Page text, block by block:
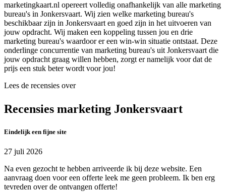
marketingkaart.nl opereert volledig onafhankelijk van alle marketing
bureau's in Jonkersvaart. Wij zien welke marketing bureau's
beschikbaar zijn in Jonkersvaart en goed zijn in het uitvoeren van
jouw opdracht. Wij maken een koppeling tussen jou en drie
marketing bureau's waardoor er een win-win situatie ontstaat. Deze
onderlinge concurrentie van marketing bureau's uit Jonkersvaart die
jouw opdracht graag willen hebben, zorgt er namelijk voor dat de
prijs een stuk beter wordt voor jou!
Lees de recensies over
Recensies marketing Jonkersvaart
Eindelijk een fijne site
27 juli 2026
Na even gezocht te hebben arriveerde ik bij deze website. Een
aanvraag doen voor een offerte leek me geen probleem. Ik ben erg
tevreden over de ontvangen offerte!